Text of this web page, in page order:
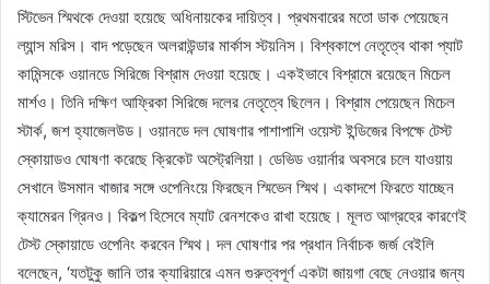
স্টিভেন স্মিথকে দেওয়া হয়েছে অধিনায়কের দায়িত্ব। প্রথমবারের মতো ডাক পেয়েছেন
ল্যান্স মরিস। বাদ পড়েছেন অলরাউন্ডার মার্কাস স্টয়নিস। বিশ্বকাপে নেতৃত্বে থাকা প্যাট
কামিন্সকে ওয়ানডে সিরিজে বিশ্রাম দেওয়া হয়েছে। একইভাবে বিশ্রামে রয়েছেন মিচেল
মার্শও। তিনি দক্ষিণ আফ্রিকা সিরিজে দলের নেতৃত্বে ছিলেন। বিশ্রাম পেয়েছেন মিচেল
স্টার্ক, জশ হ্যাজেলউড। ওয়ানডে দল ঘোষণার পাশাপাশি ওয়েস্ট ইন্ডিজের বিপক্ষে টেস্ট
স্কোয়াডও ঘোষণা করেছে ক্রিকেট অস্ট্রেলিয়া। ডেভিড ওয়ার্নার অবসরে চলে যাওয়ায়
সেখানে উসমান খাজার সঙ্গে ওপেনিংয়ে ফিরছেন স্মিভেন স্মিথ। একাদশে ফিরতে যাচ্ছেন
ক্যামেরন গ্রিনও। বিকল্প হিসেবে ম্যাট রেনশকেও রাখা হয়েছে। মূলত আগ্রহের কারণেই
টেস্ট স্কোয়াডে ওপেনিং করবেন স্মিথ। দল ঘোষণার পর প্রধান নির্বাচক জর্জ বেইলি
বলেছেন, ‘যতটুকু জানি তার ক্যারিয়ারে এমন গুরুত্বপূর্ণ একটা জায়গা বেছে নেওয়ার জন্য